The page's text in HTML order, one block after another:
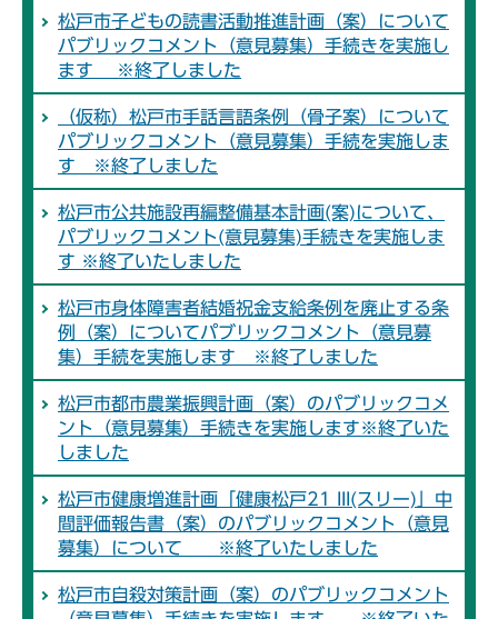
松戸市子どもの読書活動推進計画（案）について
パブリックコメント（意見募集）手続きを実施し
ます ※終了しました
（仮称）松戸市手話言語条例（骨子案）について
パブリックコメント（意見募集）手続を実施しま
す ※終了しました
松戸市公共施設再編整備基本計画(案)について、
パブリックコメント(意見募集)手続きを実施しま
す ※終了いたしました
松戸市身体障害者結婚祝金支給条例を廃止する条
例（案）についてパブリックコメント（意見募
集）手続を実施します ※終了しました
松戸市都市農業振興計画（案）のパブリックコメ
ント（意見募集）手続きを実施します※終了いた
しました
松戸市健康増進計画「健康松戸21 III(スリー)」中
間評価報告書（案）のパブリックコメント（意見
募集）について ※終了いたしました
松戸市自殺対策計画（案）のパブリックコメント